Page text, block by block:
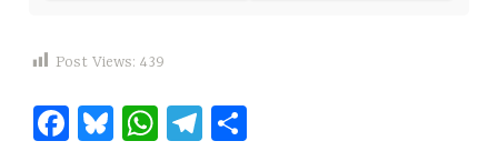
Post Views: 439
Fa Bl W Te